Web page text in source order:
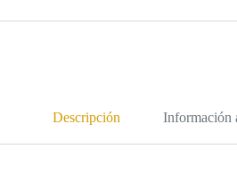
Descripción Información